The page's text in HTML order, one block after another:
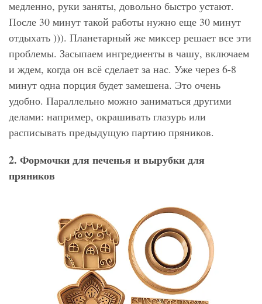
медленно, руки заняты, довольно быстро устают.
После 30 минут такой работы нужно еще 30 минут
отдыхать ))). Планетарный же миксер решает все эти
проблемы. Засыпаем ингредиенты в чашу, включаем
и ждем, когда он всё сделает за нас. Уже через 6-8
минут одна порция будет замешена. Это очень
удобно. Параллельно можно заниматься другими
делами: например, окрашивать глазурь или
расписывать предыдущую партию пряников.
2. Формочки для печенья и вырубки для
пряников